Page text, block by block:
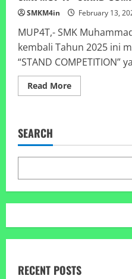
SMKM4in February 13,
MUP4T,- SMK
kembali Tahun 2025 ini
“STAND COMPETITION”
Read MoreRead
more
Tahun
SEARCH
RECENT POSTS